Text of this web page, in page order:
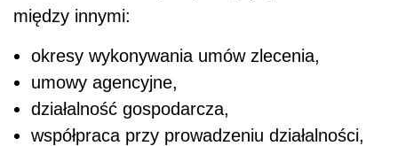
między innymi:
okresy wykonywania umów zlecenia,
umowy agencyjne,
działalność gospodarcza,
współpraca przy prowadzeniu działalności,